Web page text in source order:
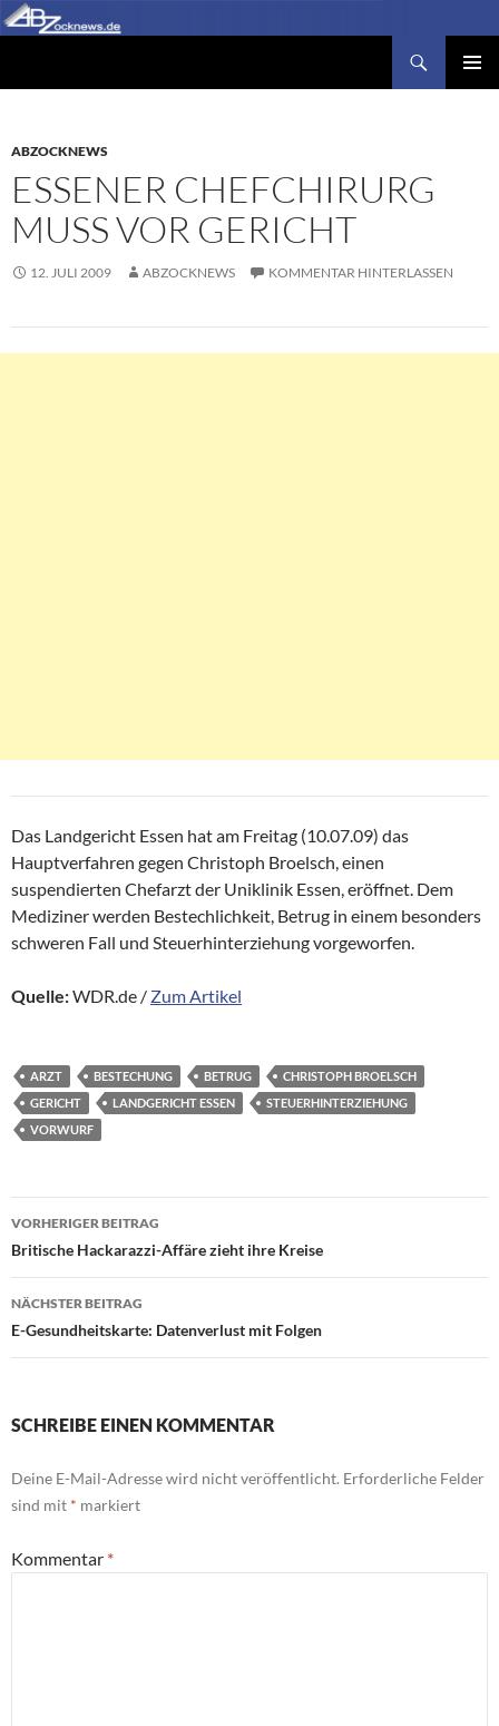
Zum
Inhalt
ABZOCKNEWS
ESSENER CHEFCHIRURG
MUSS VOR GERICHT
12. JULI 2009 ABZOCKNEWS KOMMENTAR HINTERLASSEN
Das Landgericht Essen hat am Freitag (10.07.09) das
Hauptverfahren gegen Christoph Broelsch, einen
suspendierten Chefarzt der Uniklinik Essen, eröffnet. Dem
Mediziner werden Bestechlichkeit, Betrug in einem besonders
schweren Fall und Steuerhinterziehung vorgeworfen.
Quelle:WDR.de / Zum Artikel
ARZT BESTECHUNG BETRUG
CHRISTOPH BROELSCH
GERICHT
LANDGERICHT ESSEN
STEUERHINTERZIEHUNG
VORWURF
Beitragsnavigation
VORHERIGER BEITRAG
Britische Hackarazzi-Affäre zieht ihre Kreise
NÄCHSTER BEITRAG
E-Gesundheitskarte: Datenverlust mit Folgen
SCHREIBE EINEN KOMMENTAR
Deine E-Mail-Adresse wird nicht veröffentlicht. Erforderliche Felder
sind mit * markiert
Kommentar *